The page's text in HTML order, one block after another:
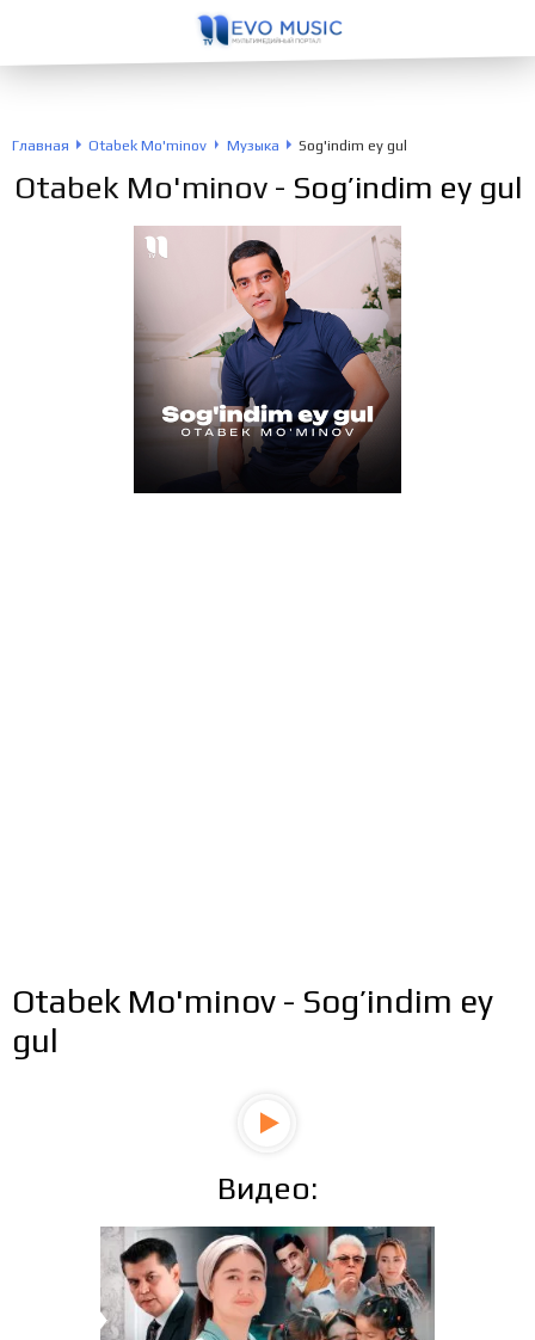
Главная Otabek Mo'minov Музыка Sog'indim ey gul
Otabek Mo'minov- Sog’indim ey gul
Otabek Mo'minov - Sog’indim ey
gul
Видео: